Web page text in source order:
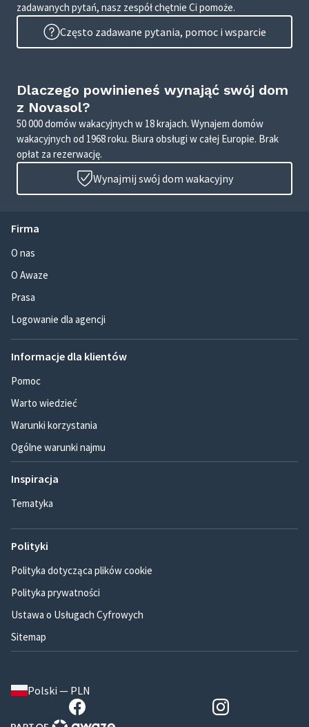
zadawanych pytań, nasz zespół chętnie Ci pomoże.
Często zadawane pytania, pomoc i wsparcie
Dlaczego powinieneś wynająć swój dom
z Novasol?
50 000 domów wakacyjnych w 18 krajach. Wynajem domów
wakacyjnych od 1968 roku. Biura obsługi w całej Europie. Brak
opłat za rezerwację.
Wynajmij swój dom wakacyjny
Firma
O nas
O Awaze
Prasa
Logowanie dla agencji
Informacje dla klientów
Pomoc
Warto wiedzieć
Warunki korzystania
Ogólne warunki najmu
Inspiracja
Tematyka
Polityki
Polityka dotycząca plików cookie
Polityka prywatności
Ustawa o Usługach Cyfrowych
Sitemap
Polski — PLN